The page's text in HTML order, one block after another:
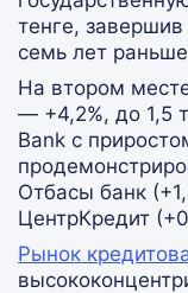
тенге,
семь лет
На втором
— +4,2%, до 1,5
Bank с
Отбасы банк
ЦентрКредит
Рынок